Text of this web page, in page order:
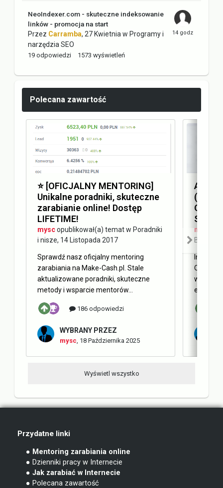
NeoIndexer.com - skuteczne indeksowanie
linków - promocja na start
Przez Carramba, 27 Kwietniaw Programy i
narzędzia SEO
19 odpowiedzi 1573 wyświetleń
Polecana zawartość
⭐️ [OFICJALNY MENTORING]
Unikalne poradniki, skuteczne
zarabianie online! Dostęp
LIFETIME!
myscopublikował(a) temat w Poradniki
i nisze, 14 Listopada 2017
Sprawdź nasz oficjalny mentoring
zarabiania na Make-Cash.pl. Stale
aktualizowane poradniki, skuteczne
metody i wsparcie mentorów...
186 odpowiedzi
WYBRANY PRZEZ
mysc, 18 Października 2025
(AEO)
SEO
mysc
Blog
Internet
Obecnie
w
Wyświetl wszystko
Przydatne linki
● Mentoring zarabiania online
● Dzienniki pracy w Internecie
● Jak zarabiać w Internecie
● Polecana zawartość